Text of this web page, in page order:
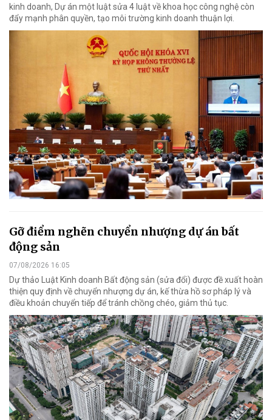
kinh doanh, Dự án một luật sửa 4 luật về khoa học công nghệ còn
đẩy mạnh phân quyền, tạo môi trường kinh doanh thuận lợi.
Gỡ điểm nghẽn chuyển nhượng dự án bất
động sản
07/08/2026 16:05
Dự thảo Luật Kinh doanh Bất động sản (sửa đổi) được đề xuất hoàn
thiện quy định về chuyển nhượng dự án, kế thừa hồ sơ pháp lý và
điều khoản chuyển tiếp để tránh chồng chéo, giảm thủ tục.